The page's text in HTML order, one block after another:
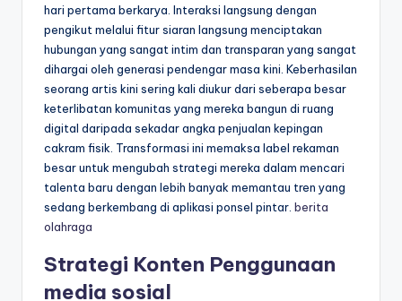
hari pertama berkarya. Interaksi langsung dengan
pengikut melalui fitur siaran langsung menciptakan
hubungan yang sangat intim dan transparan yang sangat
dihargai oleh generasi pendengar masa kini. Keberhasilan
seorang artis kini sering kali diukur dari seberapa besar
keterlibatan komunitas yang mereka bangun di ruang
digital daripada sekadar angka penjualan kepingan
cakram fisik. Transformasi ini memaksa label rekaman
besar untuk mengubah strategi mereka dalam mencari
talenta baru dengan lebih banyak memantau tren yang
sedang berkembang di aplikasi ponsel pintar. berita
olahraga
Strategi Konten Penggunaan
media sosial